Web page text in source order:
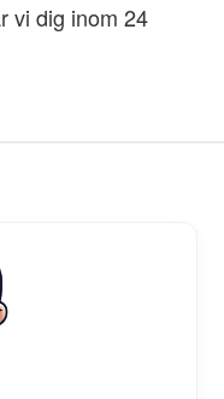
vi dig inom 24